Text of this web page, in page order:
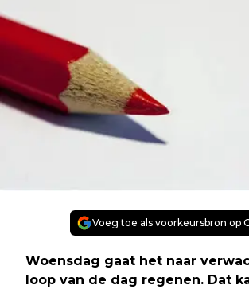
Voeg toe als voorkeursbron op
Woensdag gaat het naar
loop van de dag regenen. Dat